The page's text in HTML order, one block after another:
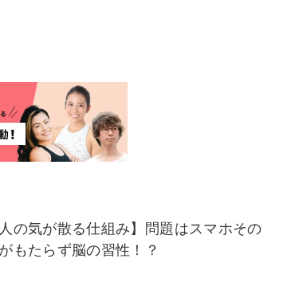
の気が散る仕組み】問題はスマホその
もたらず脳の習性！？